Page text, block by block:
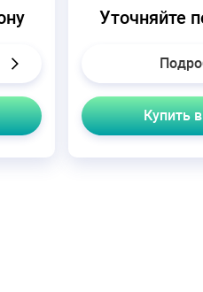
Уточняйте
Купить